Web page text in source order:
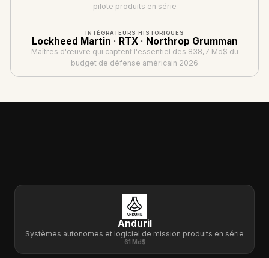
pilote produits en série
INTÉGRATEURS HISTORIQUES
Lockheed Martin · RTX · Northrop Grumman
Maîtres d'œuvre qui captent l'essentiel des 838,7 Md$ du
budget de défense américain 2026
Anduril
Systèmes autonomes et logiciel de mission produits en série
61 Md$